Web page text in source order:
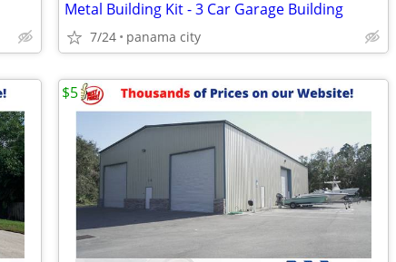
Metal Building Kit - 3 Car Garage Building
7/24 panama city
$5